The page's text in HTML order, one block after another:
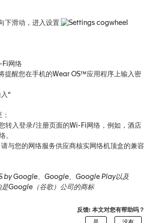
下滑动，进入设置
Fi网络
提醒您在手机的Wear OS™应用程序上输入密
”
转入登录/注册页面的Wi-Fi网络，例如，酒店
。
与您的网络服务供应商核实网络机顶盒的兼容
by Google、Google、Google Play以及
Google（谷歌）公司的商标
反馈: 本文对您有帮助吗？